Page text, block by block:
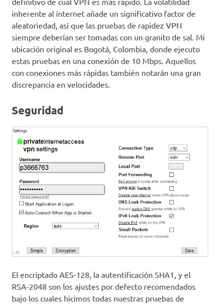
inherente al internet añade un significativo factor de
aleatoriedad, así que las pruebas de rapidez VPN
siempre deberían ser tomadas con un granito de sal. Mi
ubicación original es Bogotá, Colombia, donde ejecuto
estas pruebas en una conexión de 10 Mbps. Aquellos
con conexiones más rápidas también notarán una gran
discrepancia en velocidades.
Seguridad
El encriptado AES-128, la autentificación SHA1, y el
RSA-2048 son los ajustes por defecto recomendados
bajo los cuales hicimos todas nuestras pruebas de